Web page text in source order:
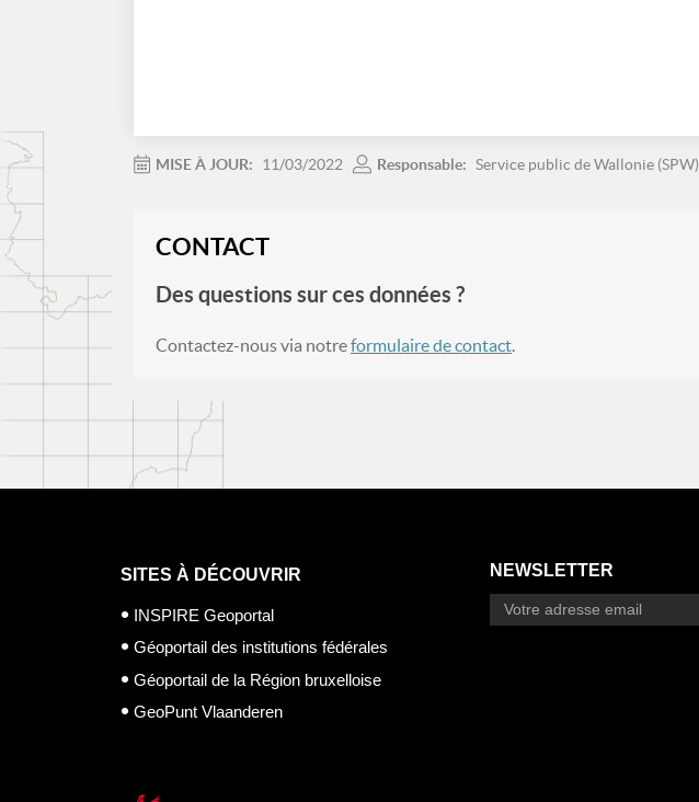
MISE À JOUR: 11/03/2022 Responsable: Service public de Wallonie (SPW)
CONTACT
Des questions sur ces données ?
Contactez-nous via notreformulaire de contact.
SITES À DÉCOUVRIR
INSPIRE Geoportal
Géoportail des institutions fédérales
Géoportail de la Région bruxelloise
GeoPunt Vlaanderen
NEWSLETTER